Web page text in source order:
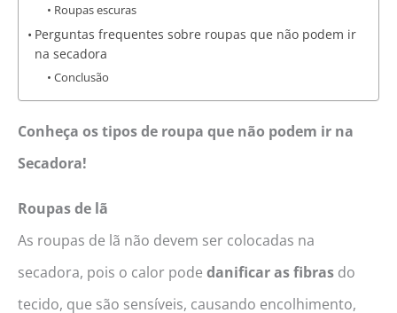
Roupas escuras
Perguntas frequentes sobre roupas que não podem ir
na secadora
Conclusão
Conheça os tipos de roupa que não podem ir na
Secadora!
Roupas de lã
As roupas de lã não devem ser colocadas na
secadora, pois o calor pode danificar as fibras do
tecido, que são sensíveis, causando encolhimento,